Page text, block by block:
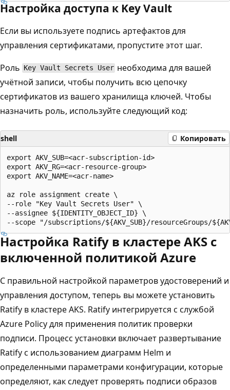
Настройка доступа к Key Vault
Если вы используете подпись артефактов для
управления сертификатами, пропустите этот шаг.
Роль Key Vault Secrets User необходима для вашей
учётной записи, чтобы получить всю цепочку
сертификатов из вашего хранилища ключей. Чтобы
назначить роль, используйте следующий код:
shell Копировать
export AKV_SUB=<acr-subscription-id>
export AKV_RG=<acr-resource-group>
export AKV_NAME=<acr-name>
az role assignment create \
--role "Key Vault Secrets User" \
--assignee ${IDENTITY_OBJECT_ID} \
Настройка Ratify в кластере AKS с
включенной политикой Azure
С правильной настройкой параметров удостоверений и
управления доступом, теперь вы можете установить
Ratify в кластере AKS. Ratify интегрируется с службой
Azure Policy для применения политик проверки
подписи. Процесс установки включает развертывание
Ratify с использованием диаграмм Helm и
определенными параметрами конфигурации, которые
определяют, как следует проверять подписи образов